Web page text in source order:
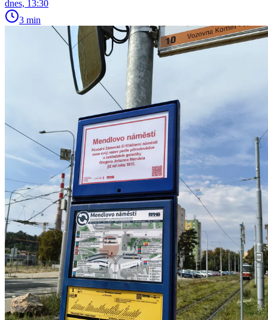
dnes, 13:30
3 min